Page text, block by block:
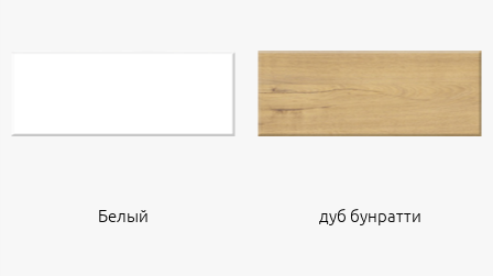
Белый дуб бунратти